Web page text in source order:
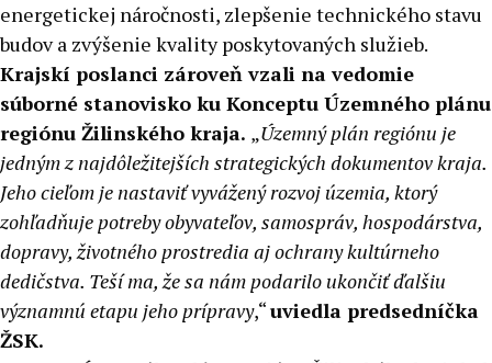
energetickej náročnosti, zlepšenie technického stavu
budov a zvýšenie kvality poskytovaných služieb.
Krajskí poslanci zároveň vzali na vedomie
súborné stanovisko ku Konceptu Územného plánu
regiónu Žilinského kraja. „Územný plán regiónu je
jedným z najdôležitejších strategických dokumentov kraja.
Jeho cieľom je nastaviť vyvážený rozvoj územia, ktorý
zohľadňuje potreby obyvateľov, samospráv, hospodárstva,
dopravy, životného prostredia aj ochrany kultúrneho
dedičstva. Teší ma, že sa nám podarilo ukončiť ďalšiu
významnú etapu jeho prípravy,“uviedla predsedníčka
ŽSK.